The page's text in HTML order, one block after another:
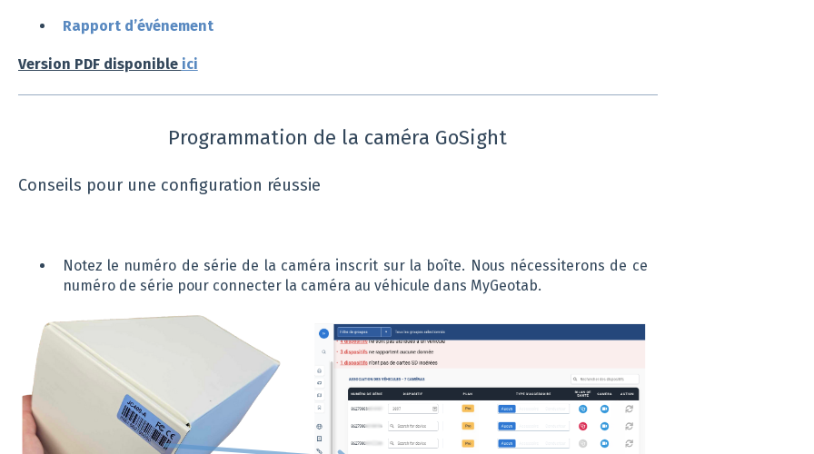
Rapport d’événement
Version PDF disponible ici
Programmation de la caméra GoSight
Conseils pour une configuration réussie
Notez le numéro de série de la caméra inscrit sur la boîte. Nous nécessiterons de ce
numéro de série pour connecter la caméra au véhicule dans MyGeotab.